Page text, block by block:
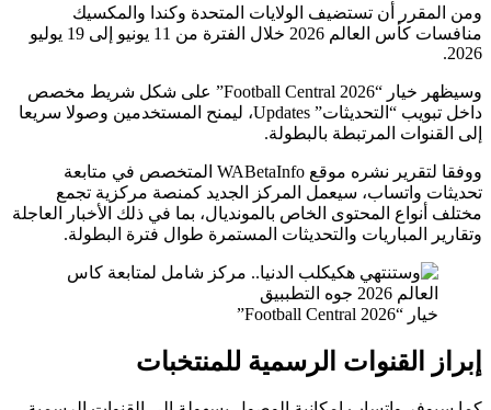
ومن المقرر أن تستضيف الولايات المتحدة وكندا والمكسيك
منافسات كأس العالم 2026 خلال الفترة من 11 يونيو إلى 19 يوليو
2026.
وسيظهر خيار “Football Central 2026” على شكل شريط مخصص
داخل تبويب “التحديثات” Updates، ليمنح المستخدمين وصولا سريعا
إلى القنوات المرتبطة بالبطولة.
ووفقا لتقرير نشره موقع WABetaInfo المتخصص في متابعة
تحديثات واتساب، سيعمل المركز الجديد كمنصة مركزية تجمع
مختلف أنواع المحتوى الخاص بالمونديال، بما في ذلك الأخبار العاجلة
وتقارير المباريات والتحديثات المستمرة طوال فترة البطولة.
خيار “Football Central 2026”
إبراز القنوات الرسمية للمنتخبات